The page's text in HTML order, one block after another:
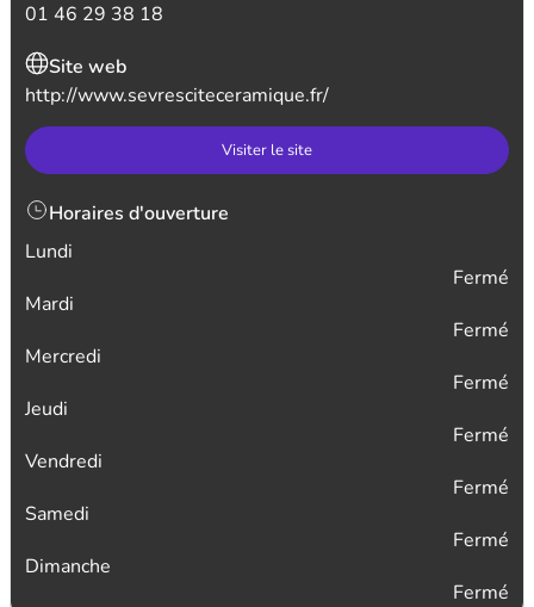
01 46 29 38 18
Site web
http://www.sevresciteceramique.fr/
Visiter le site
Horaires d'ouverture
Lundi
Fermé
Mardi
Fermé
Mercredi
Fermé
Jeudi
Fermé
Vendredi
Fermé
Samedi
Fermé
Dimanche
Fermé